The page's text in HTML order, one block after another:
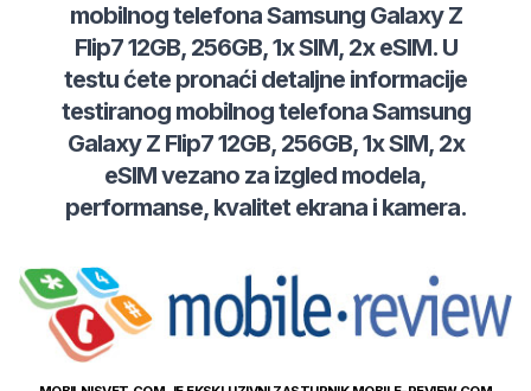
mobilnog telefonaSamsung Galaxy Z
Flip7 12GB, 256GB, 1x SIM, 2x eSIM. U
testu ćete pronaći detaljne informacije
testiranog mobilnog telefonaSamsung
Galaxy Z Flip7 12GB, 256GB, 1x SIM, 2x
eSIMvezano za izgled modela,
performanse, kvalitet ekrana i kamera.